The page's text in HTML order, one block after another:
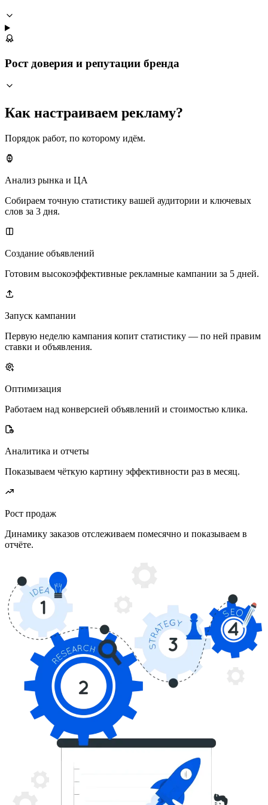
Рост доверия и репутации бренда
Как настраиваем рекламу?
Порядок работ, по которому идём.
Анализ рынка и ЦА
Собираем точную статистику вашей аудитории и ключевых
слов за 3 дня.
Создание объявлений
Готовим высокоэффективные рекламные кампании за 5 дней.
Запуск кампании
Первую неделю кампания копит статистику — по ней правим
ставки и объявления.
Оптимизация
Работаем над конверсией объявлений и стоимостью клика.
Аналитика и отчеты
Показываем чёткую картину эффективности раз в месяц.
Рост продаж
Динамику заказов отслеживаем помесячно и показываем в
отчёте.